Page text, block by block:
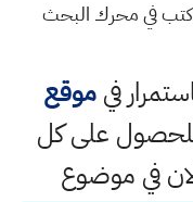
في محرك البحث
فيموقع
على كل
في موضوع